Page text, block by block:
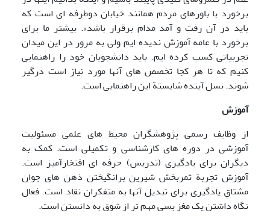
برخورد با باورهای مردم همانند خیابان دوطرفه ای است که
باید در آن رفت و آمد مدام برقرار باشد». بیشتر ما برای
برخورد با عامه آموزش ندیده ایم ولی به مرور در این میدان
تجربیاتی کسب کرده ایم. باید دانشجویان خود را راهنمایی
کنیم که تا هر کجا تخصص های آنها مورد نیاز است درگیر
شوند. نسل آینده شایستة این راهنمایی است.
آموزش
از وظایف رسمی پژوهشگران محیط های علمی مسئولیت
آموزشی در دوره های کارشناسی و تکمیلی است. کمک به
دیگران برای یادگیری (تدریس) حرفه ای افتخارآمیز است.
آموزش تجربة‌ ثمربخش شیرین برانگیختن ذهن های جوان
مشتاقِ یادگیری برای تبدیل آنها به متفکران نقاد است. فعال
نگاه داشتن یک مغز بسی مهم تر از شوق به دانستن است.